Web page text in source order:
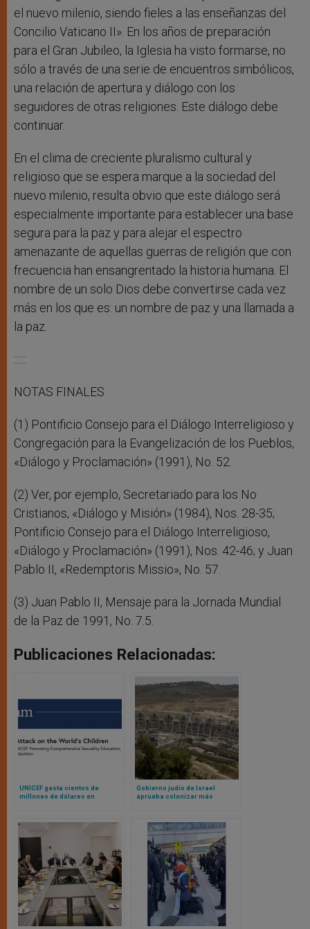
el nuevo milenio, siendo fieles a las enseñanzas del
Concilio Vaticano II». En los años de preparación
para el Gran Jubileo, la Iglesia ha visto formarse, no
sólo a través de una serie de encuentros simbólicos,
una relación de apertura y diálogo con los
seguidores de otras religiones. Este diálogo debe
continuar.
En el clima de creciente pluralismo cultural y
religioso que se espera marque a la sociedad del
nuevo milenio, resulta obvio que este diálogo será
especialmente importante para establecer una base
segura para la paz y para alejar el espectro
amenazante de aquellas guerras de religión que con
frecuencia han ensangrentado la historia humana. El
nombre de un solo Dios debe convertirse cada vez
más en los que es: un nombre de paz y una llamada a
la paz.
::::::
NOTAS FINALES
(1) Pontificio Consejo para el Diálogo Interreligioso y
Congregación para la Evangelización de los Pueblos,
«Diálogo y Proclamación» (1991), No. 52.
(2) Ver, por ejemplo, Secretariado para los No
Cristianos, «Diálogo y Misión» (1984), Nos. 28-35;
Pontificio Consejo para el Diálogo Interreligioso,
«Diálogo y Proclamación» (1991), Nos. 42-46; y Juan
Pablo II, «Redemptoris Missio», No. 57.
(3) Juan Pablo II, Mensaje para la Jornada Mundial
de la Paz de 1991, No. 7.5.
Publicaciones Relacionadas:
UNICEF gasta cientos de
millones de dólares en
Gobierno judío de Israel
aprueba colonizar más